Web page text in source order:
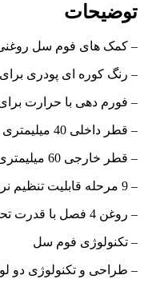
توضیحات
– کمک های فوم سل
– رنگ کوره ای پودری
– فورم دهی با حرارت
– قطر داخلی 40 میلیمتری
– قطر خارجی 60 میلیمتری
– 9 مرحله قابلیت تنظیم نرمی کمک ها
– روغن 4 فصل با قدرت تحمل حرارت بالا
– تکنولوژی فوم سل
– طراحی و تکنولوژی دو